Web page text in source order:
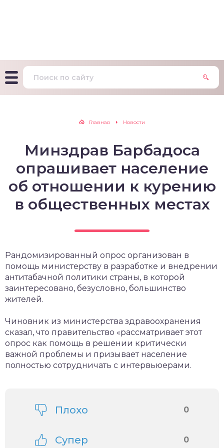
Главная Новости
Минздрав Барбадоса
опрашивает население
об отношении к курению
в общественных местах
Рандомизированный опрос организован в
помощь министерству в разработке и внедрении
антитабачной политики страны, в которой
заинтересовано, безусловно, большинство
жителей.
Чиновник из министерства здравоохранения
сказал, что правительство «рассматривает этот
опрос как помощь в решении критически
важной проблемы и призывает население
полностью сотрудничать с интервьюерами.
Плохо 0
Супер 0
на определение типа
поведения
зависимости
курильщика –
расчет